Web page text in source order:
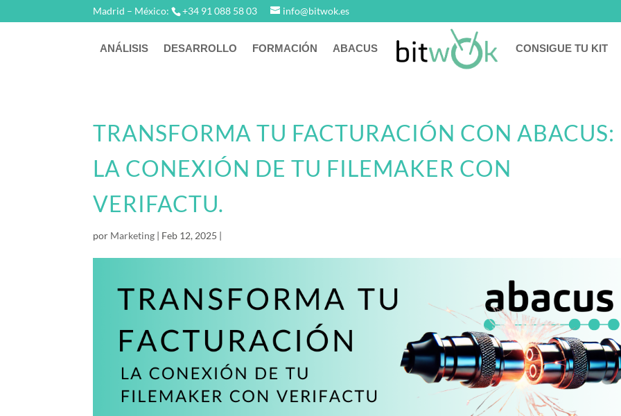
Madrid – México: +34 91 088 58 03 info@bitwok.es
ANÁLISIS DESARROLLO FORMACIÓN ABACUS CONSIGUE TU KIT
TRANSFORMA TU FACTURACIÓN CON ABACUS:
LA CONEXIÓN DE TU FILEMAKER CON
VERIFACTU.
por Marketing | Feb 12, 2025 |